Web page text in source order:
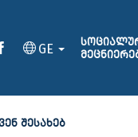
GE
ᲨᲔᲡᲐᲮᲔᲑ